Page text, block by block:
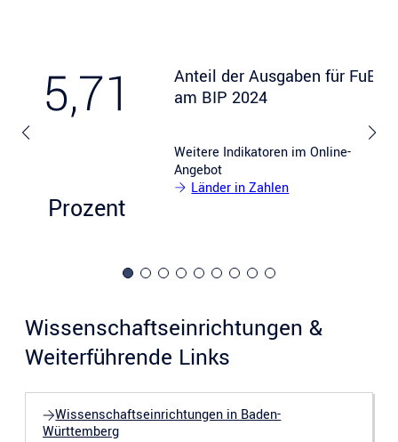
5,71
Prozent
Anteil der Ausgaben für FuE
am BIP 2024
Weitere Indikatoren im Online-
Angebot
Länder in Zahlen
Wissenschaftseinrichtungen &
Weiterführende Links
Wissenschaftseinrichtungen in Baden-
Württemberg